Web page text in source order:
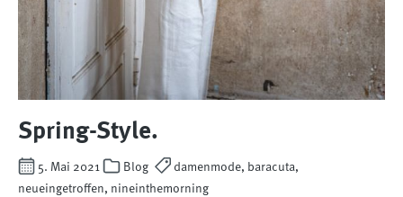
Spring-Style.
5. Mai 2021 Blog
damenmode, baracuta,
neueingetroffen, nineinthemorning